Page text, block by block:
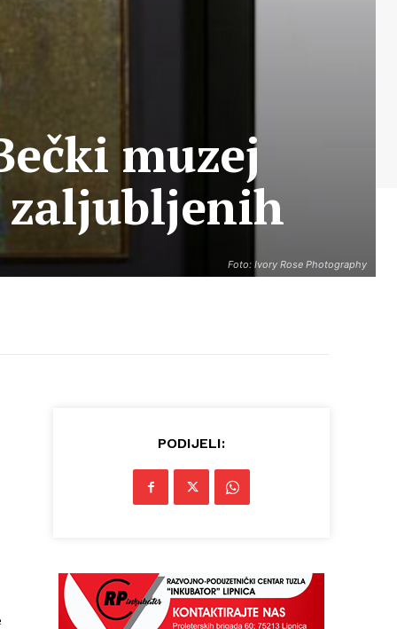
Foto: Ivory Rose Photography
muzej
zaljubljenih
PODIJELI: